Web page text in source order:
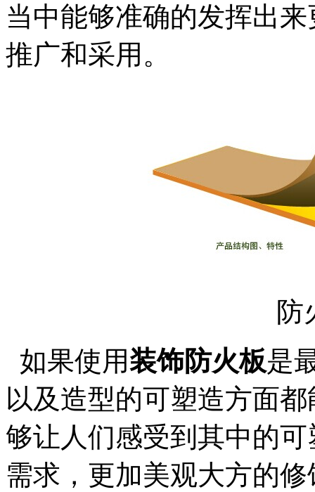
当中能够准确的发挥出
推广和采用。
防
如果使用装饰防火板是
以及造型的可塑造方面
够让人们感受到其中的
需求，更加美观大方的